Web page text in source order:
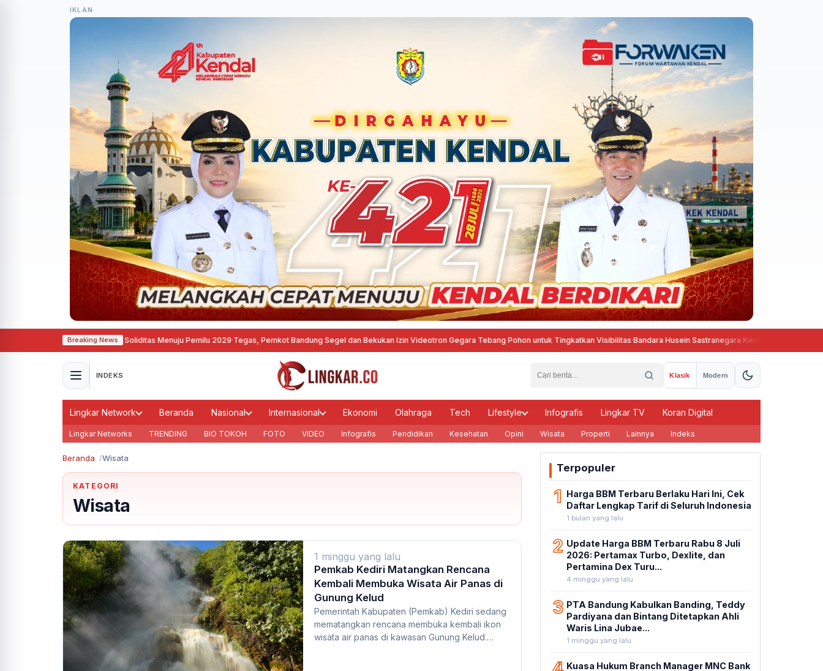
IKLAN
Breaking News
Semarang Perkuat Soliditas Menuju Pemilu 2029·Tegas, Pemkot Bandung Segel dan Bekukan Izin Videotron Gegara Tebang Pohon untuk Tingkatkan Visibilitas·Bandara Husein Sastranegara Kembali Beroperasi, Wings Air
INDEKS Klasik Modern
Lingkar Network Beranda Nasional Internasional Ekonomi Olahraga Tech Lifestyle Infografis Lingkar TV Koran Digital
Lingkar Networks TRENDING BIO TOKOH FOTO VIDEO Infografis Pendidikan Kesehatan Opini Wisata Properti Lainnya Indeks
Beranda Wisata
KATEGORI
Wisata
1 minggu yang lalu
Pemkab Kediri Matangkan Rencana
Kembali Membuka Wisata Air Panas di
Gunung Kelud
Pemerintah Kabupaten (Pemkab) Kediri sedang
mematangkan rencana membuka kembali ikon
wisata air panas di kawasan Gunung Kelud.
Terpopuler
1 Harga BBM Terbaru Berlaku Hari Ini, Cek
Daftar Lengkap Tarif di Seluruh Indonesia
1 bulan yang lalu
2 Update Harga BBM Terbaru Rabu 8 Juli
2026: Pertamax Turbo, Dexlite, dan
Pertamina Dex Turu...
4 minggu yang lalu
3 PTA Bandung Kabulkan Banding, Teddy
Pardiyana dan Bintang Ditetapkan Ahli
Waris Lina Jubae...
1 minggu yang lalu
Kuasa Hukum Branch Manager MNC Bank